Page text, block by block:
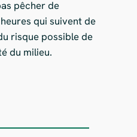
pêcher de
qui suivent de
risque possible de
du milieu.